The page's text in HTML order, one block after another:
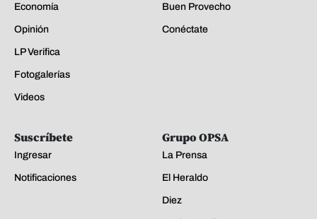
Economía
Opinión
LP Verifica
Fotogalerías
Videos
Buen Provecho
Conéctate
Suscríbete
Ingresar
Notificaciones
Grupo OPSA
La Prensa
El Heraldo
Diez